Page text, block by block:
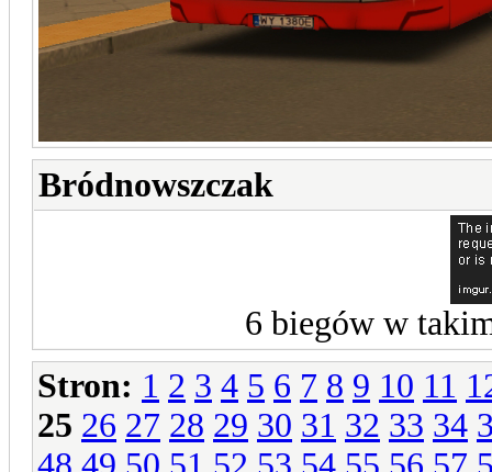
Bródnowszczak
6 biegów w
Stron: 1 2 3 4 5 6 7 8 9 10 11
25 26 27 28 29 30 31 32 33 34